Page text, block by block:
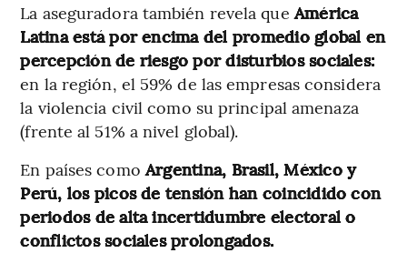
La aseguradora también revela queAmérica
Latina está por encima del promedio global en
percepción de riesgo por disturbios sociales:
en la región, el 59% de las empresas considera
la violencia civil como su principal amenaza
(frente al 51% a nivel global).
En países comoArgentina, Brasil, México y
Perú, los picos de tensión han coincidido con
periodos de alta incertidumbre electoral o
conflictos sociales prolongados.